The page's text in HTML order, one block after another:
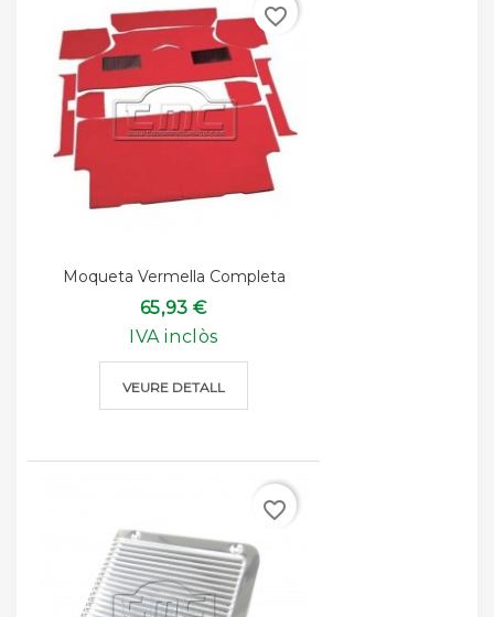
Moqueta Vermella Completa
65,93 €
IVA inclòs
VEURE DETALL
favorite_border
favorite_border